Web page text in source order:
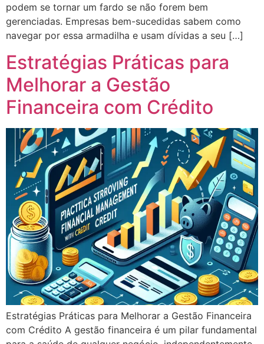
podem se tornar um fardo se não forem bem
gerenciadas. Empresas bem-sucedidas sabem como
navegar por essa armadilha e usam dívidas a seu […]
Estratégias Práticas para
Melhorar a Gestão
Financeira com Crédito
Estratégias Práticas para Melhorar a Gestão Financeira
com Crédito A gestão financeira é um pilar fundamental